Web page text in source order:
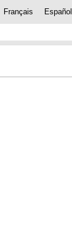
Français Español